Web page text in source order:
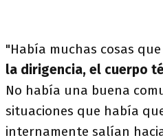
"Había muchas cosas que
la dirigencia, el cuerpo
No había una buena
situaciones que había
internamente salían